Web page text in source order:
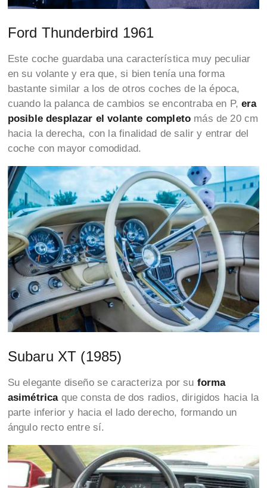
Ford Thunderbird 1961
Este coche guardaba una característica muy peculiar
en su volante y era que, si bien tenía una forma
bastante similar a los de otros coches de la época,
cuando la palanca de cambios se encontraba en P,era
posible desplazar el volante completo más de 20 cm
hacia la derecha, con la finalidad de salir y entrar del
coche con mayor comodidad.
Subaru XT (1985)
Su elegante diseño se caracteriza por su forma
asimétricaque consta de dos radios, dirigidos hacia la
parte inferior y hacia el lado derecho, formando un
ángulo recto entre sí.